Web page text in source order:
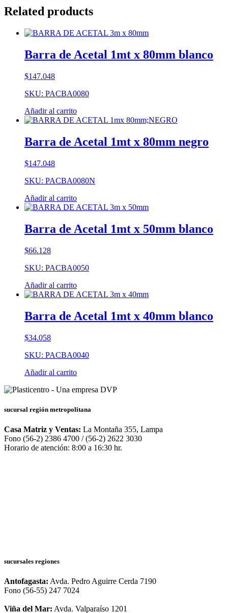
x
blanco
cantidad
Related products
Barra de Acetal 1mt x 80mm blanco
$147.048
SKU: PACBA0080
Añadir al carrito
Barra de Acetal 1mt x 80mm negro
$147.048
SKU: PACBA0080N
Añadir al carrito
Barra de Acetal 1mt x 50mm blanco
$66.128
SKU: PACBA0050
Añadir al carrito
Barra de Acetal 1mt x 40mm blanco
$34.058
SKU: PACBA0040
Añadir al carrito
sucursal región metropolitana
Casa Matriz y Ventas: La Montaña 355, Lampa
Fono (56-2) 2386 4700 / (56-2) 2622 3030
Horario de atención: 8:00 a 16:30 hr.
sucursales regiones
Antofagasta: Avda. Pedro Aguirre Cerda 7190
Fono (56-55) 247 7024
Viña del Mar: Avda. Valparaíso 1201